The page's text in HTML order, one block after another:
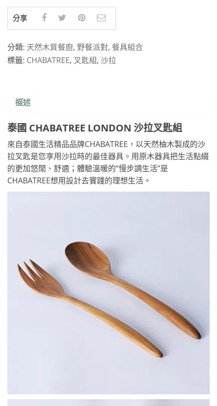
分享
分類: 天然木質餐廚, 野餐派對, 餐具組合
標籤: CHABATREE, 叉匙組, 沙拉
描述
泰國 CHABATREE LONDON 沙拉叉匙組
來自泰國生活精品品牌CHABATREE，以天然柚木製成的沙
拉叉匙是您享用沙拉時的最佳器具。用原木器具把生活點綴
的更加悠閒、舒適；體驗溫暖的“慢步調生活”是
CHABATREE想用設計去實踐的理想生活。